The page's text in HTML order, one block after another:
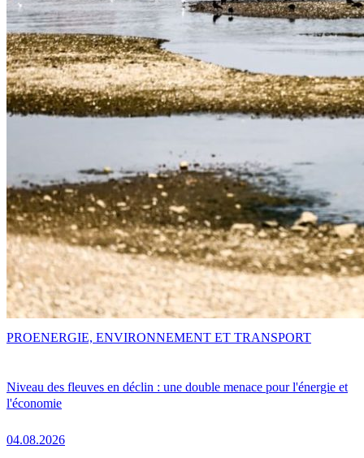
Niveau des fleuves en déclin : une double menace pour l'énergie et
l'économie
04.08.2026
PROENERGIE, ENVIRONNEMENT ET TRANSPORT